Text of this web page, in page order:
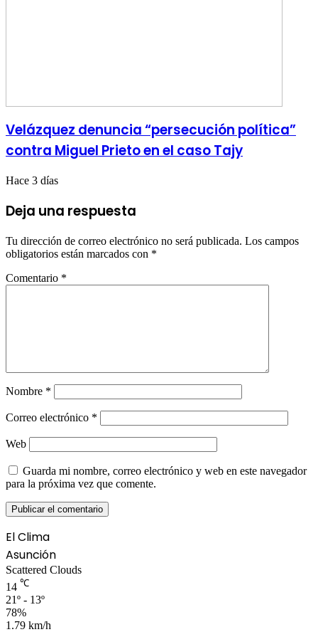
Velázquez denuncia “persecución política”
contra Miguel Prieto en el caso Tajy
Hace 3 días
Deja una respuesta
Tu dirección de correo electrónico no será publicada. Los campos
obligatorios están marcados con *
Comentario *
Nombre *
Correo electrónico *
Web
Guarda mi nombre, correo electrónico y web en este navegador
para la próxima vez que comente.
El Clima
Asunción
Scattered Clouds
14 ℃
21º - 13º
78%
1.79 km/h